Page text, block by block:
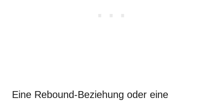
Eine Rebound-Beziehung oder eine